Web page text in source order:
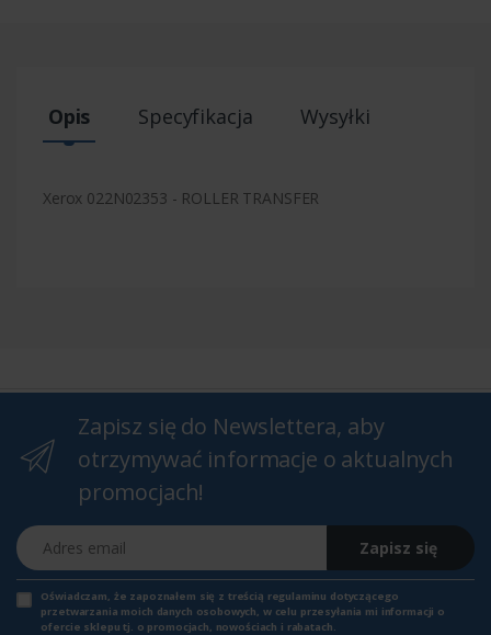
Opis Specyfikacja Wysyłki
Xerox 022N02353 - ROLLER TRANSFER
Zapisz się do Newslettera, aby
otrzymywać informacje o aktualnych
promocjach!
Adres email
Zapisz się
Oświadczam, że zapoznałem się z treścią regulaminu dotyczącego
przetwarzania moich danych osobowych, w celu przesyłania mi informacji o
ofercie sklepu tj. o promocjach, nowościach i rabatach.